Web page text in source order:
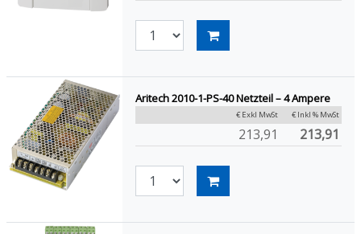
Aritech 2010-1-PS-40 Netzteil – 4 Ampere
€ Exkl MwSt € Inkl % MwSt
213,91 213,91